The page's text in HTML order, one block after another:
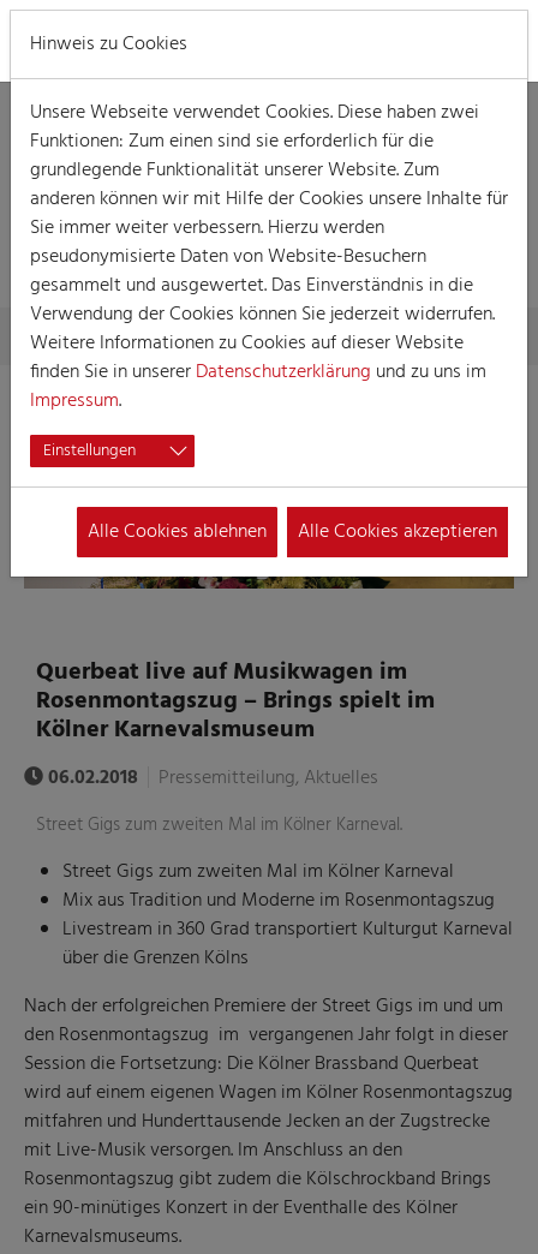
PRESSE
Skip to main content
You are here:
Home Presse
Querbeat live auf Musikwagen im
Rosenmontagszug – Brings spielt im
Kölner Karnevalsmuseum
06.02.2018 Pressemitteilung, Aktuelles
Street Gigs zum zweiten Mal im Kölner Karneval.
Street Gigs zum zweiten Mal im Kölner Karneval
Mix aus Tradition und Moderne im Rosenmontagszug
Livestream in 360 Grad transportiert Kulturgut Karneval
über die Grenzen Kölns
Nach der erfolgreichen Premiere der Street Gigs im und um
den Rosenmontagszug im vergangenen Jahr folgt in dieser
Session die Fortsetzung: Die Kölner Brassband Querbeat
wird auf einem eigenen Wagen im Kölner Rosenmontagszug
mitfahren und Hunderttausende Jecken an der Zugstrecke
mit Live-Musik versorgen. Im Anschluss an den
Rosenmontagszug gibt zudem die Kölschrockband Brings
ein 90-minütiges Konzert in der Eventhalle des Kölner
Karnevalsmuseums.
Hinweis zu Cookies
Unsere Webseite verwendet Cookies. Diese haben zwei
Funktionen: Zum einen sind sie erforderlich für die
grundlegende Funktionalität unserer Website. Zum
anderen können wir mit Hilfe der Cookies unsere Inhalte für
Sie immer weiter verbessern. Hierzu werden
pseudonymisierte Daten von Website-Besuchern
gesammelt und ausgewertet. Das Einverständnis in die
Verwendung der Cookies können Sie jederzeit widerrufen.
Weitere Informationen zu Cookies auf dieser Website
finden Sie in unsererDatenschutzerklärung und zu uns im
Impressum.
Einstellungen
Alle Cookies ablehnen Alle Cookies akzeptieren